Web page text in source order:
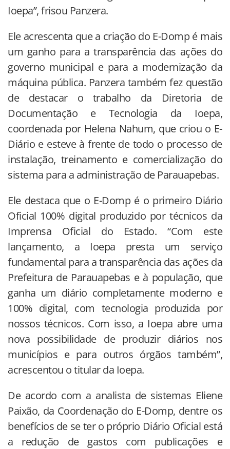
Ioepa”, frisou Panzera.
Ele acrescenta que a criação do E-Domp é mais
um ganho para a transparência das ações do
governo municipal e para a modernização da
máquina pública. Panzera também fez questão
de destacar o trabalho da Diretoria de
Documentação e Tecnologia da Ioepa,
coordenada por Helena Nahum, que criou o E-
Diário e esteve à frente de todo o processo de
instalação, treinamento e comercialização do
sistema para a administração de Parauapebas.
Ele destaca que o E-Domp é o primeiro Diário
Oficial 100% digital produzido por técnicos da
Imprensa Oficial do Estado. “Com este
lançamento, a Ioepa presta um serviço
fundamental para a transparência das ações da
Prefeitura de Parauapebas e à população, que
ganha um diário completamente moderno e
100% digital, com tecnologia produzida por
nossos técnicos. Com isso, a Ioepa abre uma
nova possibilidade de produzir diários nos
municípios e para outros órgãos também”,
acrescentou o titular da Ioepa.
De acordo com a analista de sistemas Eliene
Paixão, da Coordenação do E-Domp, dentre os
benefícios de se ter o próprio Diário Oficial está
a redução de gastos com publicações e